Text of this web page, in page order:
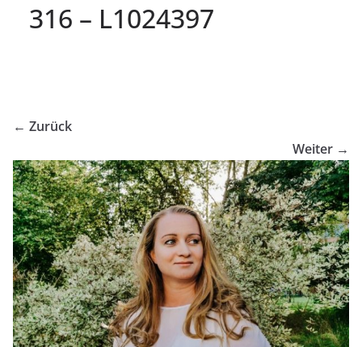
316 – L1024397
← Zurück
Weiter →